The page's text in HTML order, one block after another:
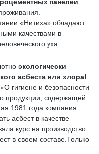
панелей
«Нитиха» обладают
качествами в
уха
экологически
асбеста или хлора!
гигиене и безопасности
продукции, содержащей
1981 года компания
асбест в качестве
курс на производство
в своем составе.Только